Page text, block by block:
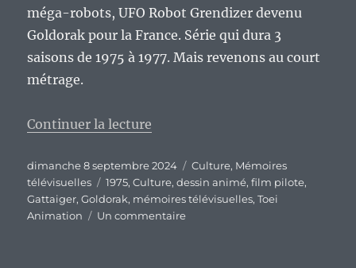
méga-robots, UFO Robot Grendizer devenu
Goldorak pour la France. Série qui dura 3
saisons de 1975 à 1977. Mais revenons au court
métrage.
Continuer la lecture
Publié
le
dimanche 8 septembre 2024 Catégories
Culture, Mémoires
télévisuelles
Étiquettes
1975,Culture,dessin animé,film pilote,
Gattaiger,Goldorak, mémoires télévisuelles,Toei
Animation
Un commentairesur